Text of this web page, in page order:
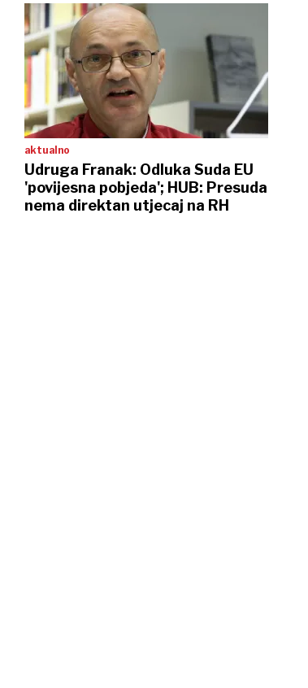
aktualno
Udruga Franak: Odluka Suda EU
'povijesna pobjeda'; HUB: Presuda
nema direktan utjecaj na RH